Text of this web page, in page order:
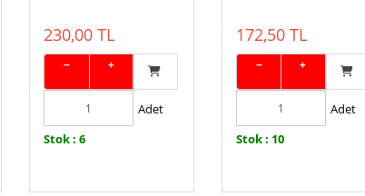
230,00 TL
− +
Adet
Stok : 6
172,50 TL
− +
Adet
Stok : 10